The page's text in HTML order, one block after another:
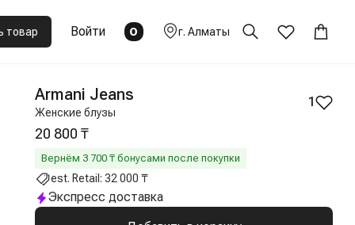
товар Войти 0 г. Алматы
Armani Jeans
Женские блузы
1
20 800 ₸
Вернём 3 700 ₸ бонусами после покупки
est. Retail: 32 000 ₸
Экспресс доставка